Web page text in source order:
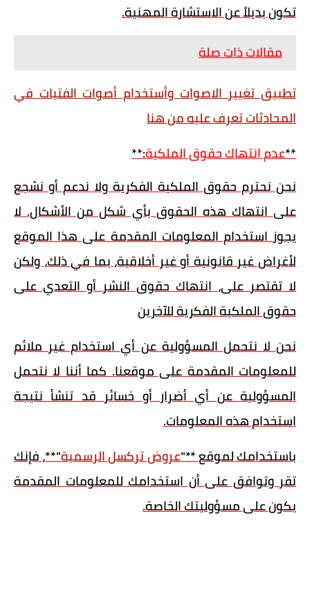
تكون بديلاً عن الاستشارة المهنية.
مقالات ذات صلة
تطبيق تغيير الاصوات وأستخدام أصوات الفتيات في
المحادثات تعرف عليه من هنا
**عدم انتهاك حقوق الملكية:**
نحن نحترم حقوق الملكية الفكرية ولا ندعم أو نشجع
على انتهاك هذه الحقوق بأي شكل من الأشكال. لا
يجوز استخدام المعلومات المقدمة على هذا الموقع
لأغراض غير قانونية أو غير أخلاقية، بما في ذلك، ولكن
لا تقتصر على، انتهاك حقوق النشر أو التعدي على
حقوق الملكية الفكرية للآخرين
نحن لا نتحمل المسؤولية عن أي استخدام غير ملائم
للمعلومات المقدمة على موقعنا. كما أننا لا نتحمل
المسؤولية عن أي أضرار أو خسائر قد تنشأ نتيجة
استخدام هذه المعلومات.
باستخدامك لموقع **"عروض تركسل الرسمية"**، فإنك
تقر وتوافق على أن استخدامك للمعلومات المقدمة
يكون على مسؤوليتك الخاصة.